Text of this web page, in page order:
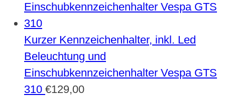
Kurzer Kennzeichenhalter, inkl. Led
Beleuchtung und
Einschubkennzeichenhalter Vespa GTS
310 €129,00